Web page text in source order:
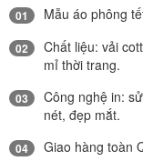
01 Mẫu áo phông
02
Chất liệu: vải
mỉ thời trang.
03
Công nghệ in:
nét, đẹp mắt.
04 Giao hàng toàn